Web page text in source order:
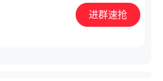
进群速抢